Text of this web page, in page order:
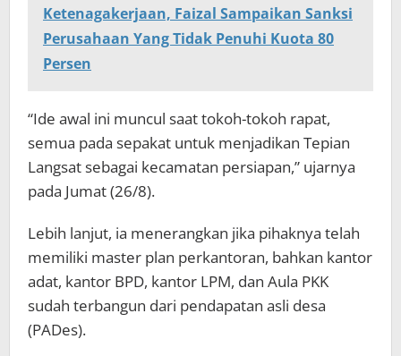
Ketenagakerjaan, Faizal Sampaikan Sanksi
Perusahaan Yang Tidak Penuhi Kuota 80
Persen
“Ide awal ini muncul saat tokoh-tokoh rapat,
semua pada sepakat untuk menjadikan Tepian
Langsat sebagai kecamatan persiapan,” ujarnya
pada Jumat (26/8).
Lebih lanjut, ia menerangkan jika pihaknya telah
memiliki master plan perkantoran, bahkan kantor
adat, kantor BPD, kantor LPM, dan Aula PKK
sudah terbangun dari pendapatan asli desa
(PADes).